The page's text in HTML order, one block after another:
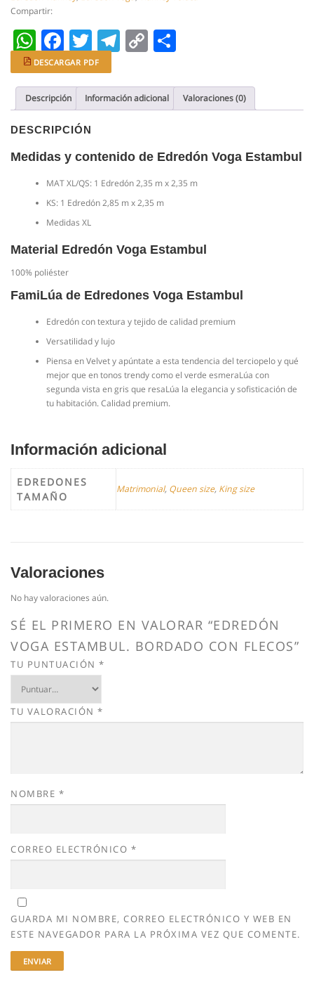
cantidad
Compartir:
WhatsApp
Facebook
Twitter
Telegram
Copy
DESCARGAR PDF
Descripción Información adicional Valoraciones (0)
DESCRIPCIÓN
Medidas y contenido de Edredón Voga Estambul
MAT XL/QS: 1 Edredón 2,35 m x 2,35 m
KS: 1 Edredón 2,85 m x 2,35 m
Medidas XL
Material Edredón Voga Estambul
100% poliéster
FamiLúa de Edredones Voga Estambul
Edredón con textura y tejido de calidad premium
Versatilidad y lujo
Piensa en Velvet y apúntate a esta tendencia del terciopelo y qué
mejor que en tonos trendy como el verde esmeraLúa con
segunda vista en gris que resaLúa la elegancia y sofisticación de
tu habitación. Calidad premium.
Información adicional
EDREDONES
TAMAÑO
Matrimonial, Queen size, King size
Valoraciones
No hay valoraciones aún.
SÉ EL PRIMERO EN VALORAR “EDREDÓN
VOGA ESTAMBUL. BORDADO CON FLECOS”
TU PUNTUACIÓN *
TU VALORACIÓN *
NOMBRE *
CORREO ELECTRÓNICO *
GUARDA MI NOMBRE, CORREO ELECTRÓNICO Y WEB EN
ESTE NAVEGADOR PARA LA PRÓXIMA VEZ QUE COMENTE.